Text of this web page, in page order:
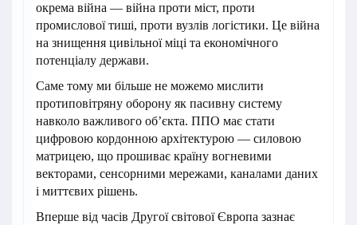
окрема війна — війна проти міст, проти
промислової тиші, проти вузлів логістики. Це війна
на знищення цивільної міці та економічного
потенціалу держави.
Саме тому ми більше не можемо мислити
протиповітряну оборону як пасивну систему
навколо важливого об’єкта. ППО має стати
цифровою кордонною архітектурою — силовою
матрицею, що прошиває країну вогневими
векторами, сенсорними мережами, каналами даних
і миттєвих рішень.
Вперше від часів Другої світової Європа зазнає